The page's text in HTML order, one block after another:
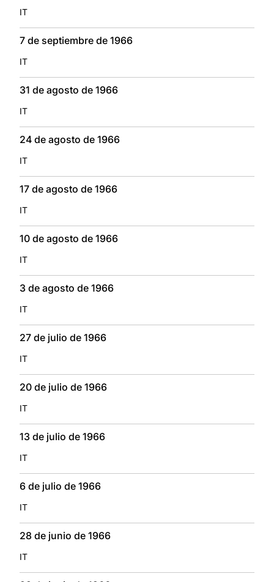
IT
7 de septiembre de 1966
IT
31 de agosto de 1966
IT
24 de agosto de 1966
IT
17 de agosto de 1966
IT
10 de agosto de 1966
IT
3 de agosto de 1966
IT
27 de julio de 1966
IT
20 de julio de 1966
IT
13 de julio de 1966
IT
6 de julio de 1966
IT
28 de junio de 1966
IT